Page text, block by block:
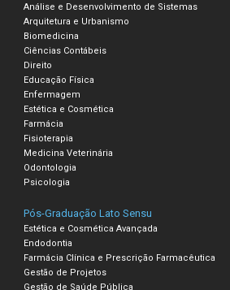
Análise e Desenvolvimento de Sistemas
Arquitetura e Urbanismo
Biomedicina
Ciências Contábeis
Direito
Educação Física
Enfermagem
Estética e Cosmética
Farmácia
Fisioterapia
Medicina Veterinária
Odontologia
Psicologia
Pós-Graduação Lato Sensu
Estética e Cosmética Avançada
Endodontia
Farmácia Clínica e Prescrição Farmacêutica
Gestão de Projetos
Gestão de Saúde Pública